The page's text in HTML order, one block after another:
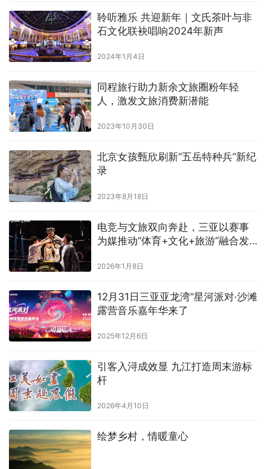
聆听雅乐 共迎新年｜文氏茶叶与非
石文化联袂唱响2024年新声
2024年1月4日
同程旅行助力新余文旅圈粉年轻
人，激发文旅消费新潜能
2023年10月30日
北京女孩甄欣刷新“五岳特种兵”新纪
录
2023年8月18日
电竞与文旅双向奔赴，三亚以赛事
为媒推动“体育+文化+旅游”融合发
2026年1月8日
12月31日三亚亚龙湾“星河派对·沙滩
露营音乐嘉年华来了
2025年12月6日
引客入浔成效显 九江打造周末游标
杆
2026年4月10日
绘梦乡村，情暖童心